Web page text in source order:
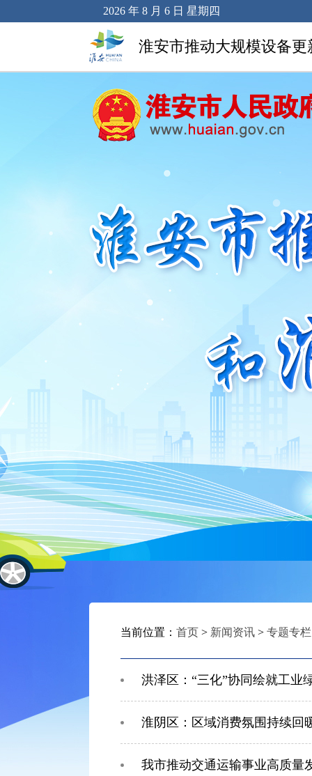
2026 年 8 月 6 日 星期四
淮安市推动大规模设备
当前位置： 首页 > 新闻资讯 > 专题专栏
洪泽区：“三化”协同绘就工业
淮阴区：区域消费氛围持续回
我市推动交通运输事业高质量